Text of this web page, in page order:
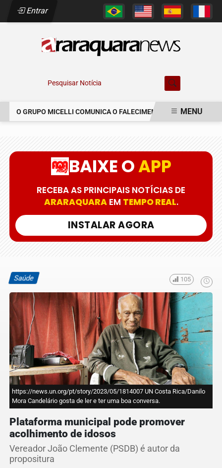
Entrar
Pesquisar Notícia
O GRUPO MICELLI COMUNICA O FALECIMENTO DO SR. MARCELO
MENU
BAIXE OAPP
RECEBA AS PRINCIPAIS NOTÍCIAS DE
ARARAQUARAEM TEMPO REAL.
INSTALAR AGORA
Saúde 105
https://news.un.org/pt/story/2023/05/1814007 UN Costa Rica/Danilo
Mora Candelário gosta de ler e ter uma boa conversa.
Plataforma municipal pode promover
acolhimento de idosos
Vereador João Clemente (PSDB) é autor da
propositura